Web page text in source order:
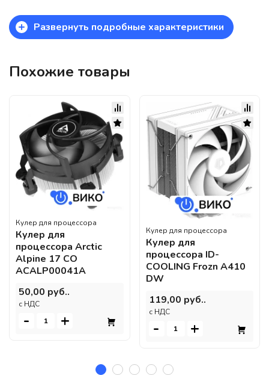
+ Развернуть подробные характеристики
Похожие товары
Кулер для процессора
Кулер для
процессора Arctic
Alpine 17 CO
ACALP00041A
50,00 руб..
c НДС
- +
Кулер для процессора
Кулер для
процессора ID-
COOLING Frozn A410
DW
119,00 руб..
c НДС
- +